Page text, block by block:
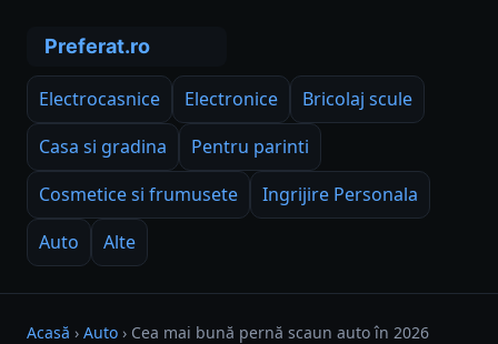
Electrocasnice Electronice
Bricolaj scule
Casa si gradina
Pentru parinti
Cosmetice si frumusete
Ingrijire Personala
Auto
Alte
Acasă › Auto › Cea mai bună pernă scaun auto în 2026